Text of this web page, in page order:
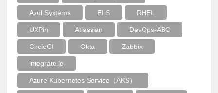
Azul Systems ELS RHEL
UXPin Atlassian DevOps-ABC
CircleCI Okta Zabbix
integrate.io
Azure Kubernetes Service（AKS）